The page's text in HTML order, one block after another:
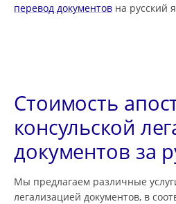
перевод документов на русский
Стоимость
консульской
документов за
Мы предлагаем различные
легализацией документов, в